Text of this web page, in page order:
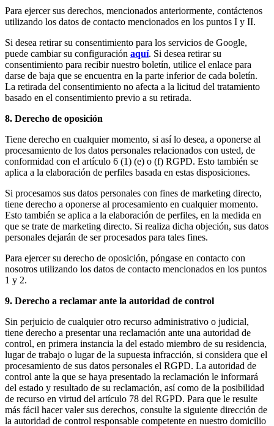
Para ejercer sus derechos, mencionados anteriormente, contáctenos
utilizando los datos de contacto mencionados en los puntos I y II.
Si desea retirar su consentimiento para los servicios de Google,
puede cambiar su configuración aquí. Si desea retirar su
consentimiento para recibir nuestro boletín, utilice el enlace para
darse de baja que se encuentra en la parte inferior de cada boletín.
La retirada del consentimiento no afecta a la licitud del tratamiento
basado en el consentimiento previo a su retirada.
8. Derecho de oposición
Tiene derecho en cualquier momento, si así lo desea, a oponerse al
procesamiento de los datos personales relacionados con usted, de
conformidad con el artículo 6 (1) (e) o (f) RGPD. Esto también se
aplica a la elaboración de perfiles basada en estas disposiciones.
Si procesamos sus datos personales con fines de marketing directo,
tiene derecho a oponerse al procesamiento en cualquier momento.
Esto también se aplica a la elaboración de perfiles, en la medida en
que se trate de marketing directo. Si realiza dicha objeción, sus datos
personales dejarán de ser procesados ​​para tales fines.
Para ejercer su derecho de oposición, póngase en contacto con
nosotros utilizando los datos de contacto mencionados en los puntos
1 y 2.
9. Derecho a reclamar ante la autoridad de control
Sin perjuicio de cualquier otro recurso administrativo o judicial,
tiene derecho a presentar una reclamación ante una autoridad de
control, en primera instancia la del estado miembro de su residencia,
lugar de trabajo o lugar de la supuesta infracción, si considera que el
procesamiento de sus datos personales el RGPD. La autoridad de
control ante la que se haya presentado la reclamación le informará
del estado y resultado de su reclamación, así como de la posibilidad
de recurso en virtud del artículo 78 del RGPD. Para que le resulte
más fácil hacer valer sus derechos, consulte la siguiente dirección de
la autoridad de control responsable competente en nuestro domicilio